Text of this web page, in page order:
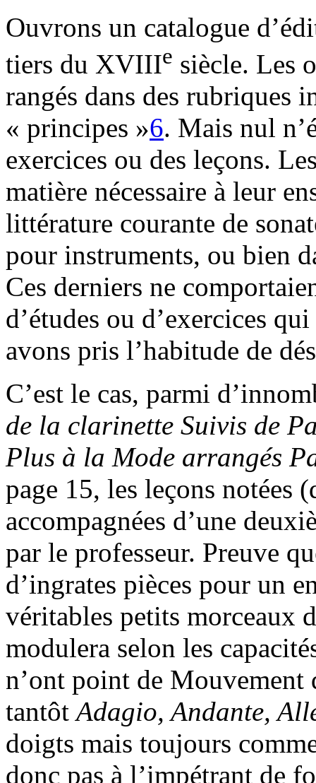
Ouvrons un catalogue
tiers du XVIIIe siècle. Les
rangés dans des rubriques
« principes »6. Mais nul
exercices ou des leçons.
matière nécessaire à leur
littérature courante de
pour instruments, ou bien
Ces derniers ne
d’études ou d’exercices
avons pris l’habitude de
C’est le cas, parmi
de la clarinette Suivis de
Plus à la Mode arrangés
page 15, les leçons notées
accompagnées d’une
par le professeur. Preuve
d’ingrates pièces pour un
véritables petits morceaux
modulera selon les
n’ont point de Mouvement
tantôtAdagio, Andante,
doigts mais toujours
donc pas à l’impétrant de